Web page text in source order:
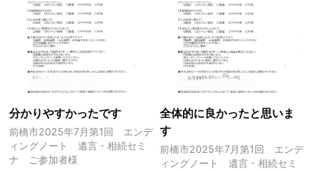
分かりやすかったです
前橋市2025年7月第1回 エンデ
ィングノート 遺言・相続セミ
ナ ご参加者様
全体的に良かったと思いま
す
前橋市2025年7月第1回 エンデ
ィングノート 遺言・相続セミ